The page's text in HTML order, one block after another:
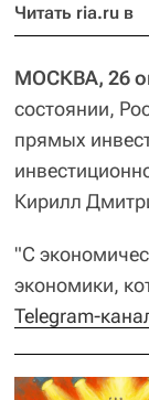
Читать ria.ru в
МОСКВА, 26
состоянии,
прямых
Кирилл
"С
экономики,
Telegram-